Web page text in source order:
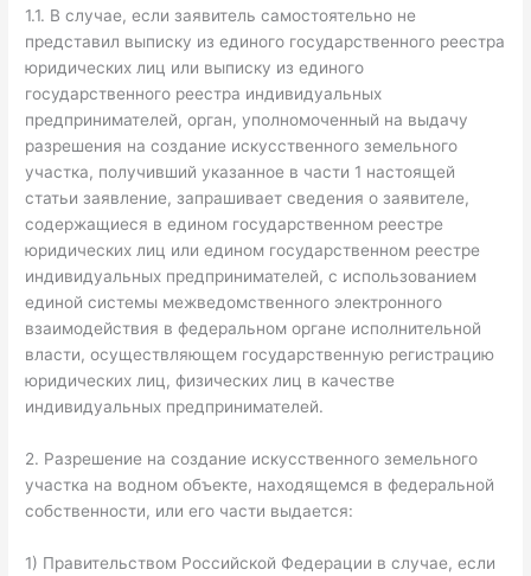
1.1. В случае, если заявитель самостоятельно не
представил выписку из единого государственного реестра
юридических лиц или выписку из единого
государственного реестра индивидуальных
предпринимателей, орган, уполномоченный на выдачу
разрешения на создание искусственного земельного
участка, получивший указанное в части 1 настоящей
статьи заявление, запрашивает сведения о заявителе,
содержащиеся в едином государственном реестре
юридических лиц или едином государственном реестре
индивидуальных предпринимателей, с использованием
единой системы межведомственного электронного
взаимодействия в федеральном органе исполнительной
власти, осуществляющем государственную регистрацию
юридических лиц, физических лиц в качестве
индивидуальных предпринимателей.
2. Разрешение на создание искусственного земельного
участка на водном объекте, находящемся в федеральной
собственности, или его части выдается:
1) Правительством Российской Федерации в случае, если